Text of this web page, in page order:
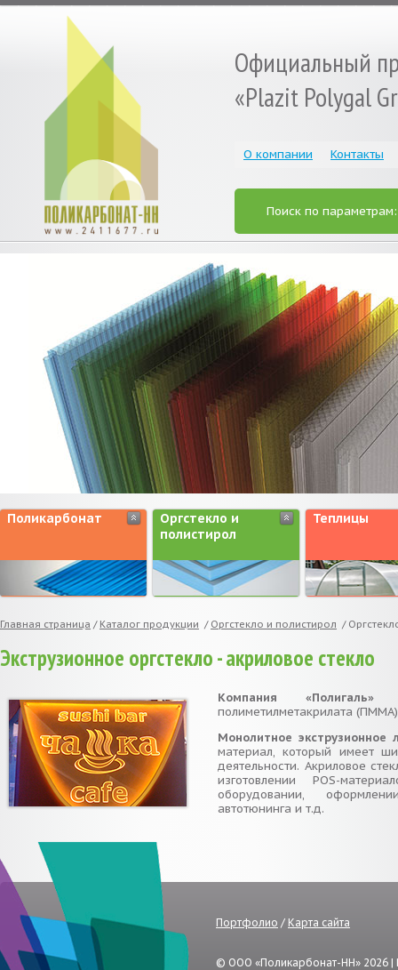
Официальный
«Plazit Polygal
О компании Контакты
Поиск по
Поликарбонат
Оргстекло и
полистирол
Теплицы
Главная страница / Каталог продукции / Оргстекло и полистирол /
Экструзионное оргстекло - акриловое стекло
Компания
полиметилметакрилата
Монолитное экструзионное
материал, который имеет
деятельности. Акриловое
изготовлении POS-
оборудовании,
автотюнинга и т.д.
Портфолио / Карта сайта
© ООО «Поликарбонат-НН» 2026